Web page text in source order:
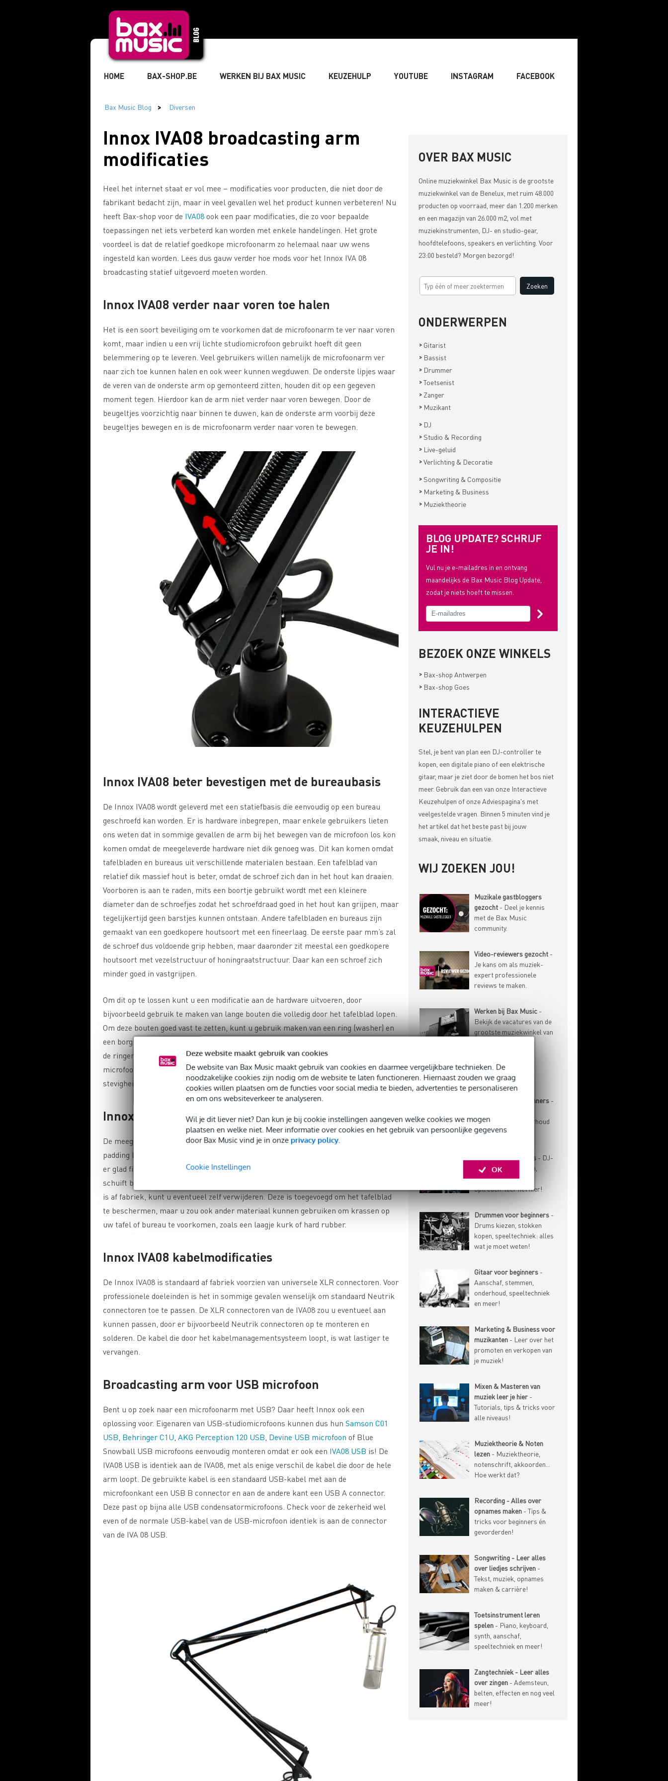
Deze website maakt gebruik van cookies
De website van Bax Music maakt gebruik van cookies en daarmee vergelijkbare technieken. De
noodzakelijke cookies zijn nodig om de website te laten functioneren. Hiernaast zouden we graag
cookies willen plaatsen om de functies voor social media te bieden, advertenties te personaliseren
en om ons websiteverkeer te analyseren.
Wil je dit liever niet? Dan kun je bij cookie instellingen aangeven welke cookies we mogen
plaatsen en welke niet. Meer informatie over cookies en het gebruik van persoonlijke gegevens
door Bax Music vind je in onze privacy policy.
OK
Cookie Instellingen
HOME BAX-SHOP.BE WERKEN BIJ BAX MUSIC KEUZEHULP YOUTUBE INSTAGRAM FACEBOOK
» STUDIO & RECORDING » SONGWRITING & COMPOSITIE
» MARKETING & BUSINESS » MUZIEKTHEORIE
Innox IVA08 broadcasting arm
modificaties
Heel het internet staat er vol mee – modificaties voor producten, die niet door de
fabrikant bedacht zijn, maar in veel gevallen wel het product kunnen verbeteren! Nu
heeft Bax-shop voor de IVA08ook een paar modificaties, die zo voor bepaalde
toepassingen net iets verbeterd kan worden met enkele handelingen. Het grote
voordeel is dat de relatief goedkope microfoonarm zo helemaal naar uw wens
ingesteld kan worden. Lees dus gauw verder hoe mods voor het Innox IVA 08
broadcasting statief uitgevoerd moeten worden.
Innox IVA08 verder naar voren toe halen
Het is een soort beveiliging om te voorkomen dat de microfoonarm te ver naar voren
komt, maar indien u een vrij lichte studiomicrofoon gebruikt hoeft dit geen
belemmering op te leveren. Veel gebruikers willen namelijk de microfoonarm ver
naar zich toe kunnen halen en ook weer kunnen wegduwen. De onderste lipjes waar
de veren van de onderste arm op gemonteerd zitten, houden dit op een gegeven
moment tegen. Hierdoor kan de arm niet verder naar voren bewegen. Door de
beugeltjes voorzichtig naar binnen te duwen, kan de onderste arm voorbij deze
beugeltjes bewegen en is de microfoonarm verder naar voren te bewegen.
Innox IVA08 beter bevestigen met de bureaubasis
De Innox IVA08 wordt geleverd met een statiefbasis die eenvoudig op een bureau
geschroefd kan worden. Er is hardware inbegrepen, maar enkele gebruikers lieten
ons weten dat in sommige gevallen de arm bij het bewegen van de microfoon los kon
komen omdat de meegeleverde hardware niet dik genoeg was. Dit kan komen omdat
tafelbladen en bureaus uit verschillende materialen bestaan. Een tafelblad van
relatief dik massief hout is beter, omdat de schroef zich dan in het hout kan draaien.
Voorboren is aan te raden, mits een boortje gebruikt wordt met een kleinere
diameter dan de schroefjes zodat het schroefdraad goed in het hout kan grijpen, maar
tegelijkertijd geen barstjes kunnen ontstaan. Andere tafelbladen en bureaus zijn
gemaakt van een goedkopere houtsoort met een fineerlaag. De eerste paar mm’s zal
de schroef dus voldoende grip hebben, maar daaronder zit meestal een goedkopere
houtsoort met vezelstructuur of honingraatstructuur. Daar kan een schroef zich
minder goed in vastgrijpen.
Om dit op te lossen kunt u een modificatie aan de hardware uitvoeren, door
bijvoorbeeld gebruik te maken van lange bouten die volledig door het tafelblad lopen.
Om deze bouten goed vast te zetten, kunt u gebruik maken van een ring (washer) en
een borgmoer, waardoor de basis goed vast blijft zitten. Door gebruik te maken van
de ringen onderaan het tafelblad worden eventuele krachten door beweging van de
microfoonarm beter verdeeld over het hele oppervlak en dat zorgt voor meer
stevigheid.
Innox IVA08 beter bevestigen met de tafelklem
De meegeleverde tafelklem van de IVA08 is voorzien van een schuimrubberen
padding bij de bovenste houder. Op gladde bureaus en tafelbladen (met name indien
er glad fineer aangebracht is) kan dit er voor zorgen dat de klem wat heen en weer
schuift bij intensief bewegen van de arm. De schuimrubberen padding die bevestigd
is af fabriek, kunt u eventueel zelf verwijderen. Deze is toegevoegd om het tafelblad
te beschermen, maar u zou ook ander materiaal kunnen gebruiken om krassen op
uw tafel of bureau te voorkomen, zoals een laagje kurk of hard rubber.
Innox IVA08 kabelmodificaties
De Innox IVA08 is standaard af fabriek voorzien van universele XLR connectoren. Voor
professionele doeleinden is het in sommige gevalen wenselijk om standaard Neutrik
connectoren toe te passen. De XLR connectoren van de IVA08 zou u eventueel aan
kunnen passen, door er bijvoorbeeld Neutrik connectoren op te monteren en
solderen. De kabel die door het kabelmanagementsysteem loopt, is wat lastiger te
vervangen.
Broadcasting arm voor USB microfoon
Bent u op zoek naar een microfoonarm met USB? Daar heeft Innox ook een
oplossing voor. Eigenaren van USB-studiomicrofoons kunnen dus hun Samson C01
USB, Behringer C1U, AKG Perception 120 USB, Devine USB microfoon of Blue
Snowball USB microfoons eenvoudig monteren omdat er ook een IVA08 USB is! De
IVA08 USB is identiek aan de IVA08, met als enige verschil de kabel die door de hele
arm loopt. De gebruikte kabel is een standaard USB-kabel met aan de
microfoonkant een USB B connector en aan de andere kant een USB A connector.
Deze past op bijna alle USB condensatormicrofoons. Check voor de zekerheid wel
even of de normale USB-kabel van de USB-microfoon identiek is aan de connector
van de IVA 08 USB.
OVER BAX MUSIC
Online muziekwinkel Bax Music is de grootste
muziekwinkel van de Benelux, met ruim 48.000
producten op voorraad, meer dan 1.200 merken
en een magazijn van 26.000 m2, vol met
muziekinstrumenten, DJ- en studio-gear,
hoofdtelefoons, speakers en verlichting. Voor
23:00 besteld? Morgen bezorgd!
ONDERWERPEN
> Gitarist
> Bassist
> Drummer
>Toetsenist
> Zanger
> Muzikant
> DJ
> Studio & Recording
> Live-geluid
>Verlichting & Decoratie
> Songwriting & Compositie
> Marketing & Business
> Muziektheorie
BLOG UPDATE? SCHRIJF
JE IN!
Vul nu je e-mailadres in en ontvang
maandelijks de Bax Music Blog Update,
zodat je niets hoeft te missen.
BEZOEK ONZE WINKELS
> Bax-shop Antwerpen
> Bax-shop Goes
INTERACTIEVE
KEUZEHULPEN
Stel, je bent van plan een DJ-controller te
kopen, een digitale piano of een elektrische
gitaar, maar je ziet door de bomen het bos niet
meer. Gebruik dan een van onze Interactieve
Keuzehulpen of onze Adviespagina's met
veelgestelde vragen . Binnen 5 minuten vind je
het artikel dat het beste past bij jouw
smaak, niveau en situatie.
WIJ ZOEKEN JOU!
Muzikale gastbloggers
gezocht - Deel je kennis
met de Bax Music
community.
Video-reviewers gezocht -
Je kans om als muziek-
expert professionele
reviews te maken.
Werken bij Bax Music -
Bekijk de vacatures van de
grootste muziekwinkel van
TOP-ARTIKELEN
Basgitaar voor beginners -
speeltechniek, onderhoud
en meer!
DJ'en voor beginners - DJ-
techniek, gear kiezen,
muziek verzamelen,
optreden: leer het hier!
Drummen voor beginners -
Drums kiezen, stokken
kopen, speeltechniek: alles
wat je moet weten!
Gitaar voor beginners -
Aanschaf, stemmen,
onderhoud, speeltechniek
en meer!
Marketing & Business voor
muzikanten - Leer over het
promoten en verkopen van
je muziek!
Mixen & Masteren van
muziek leer je hier -
Tutorials, tips & tricks voor
alle niveaus!
Muziektheorie & Noten
lezen - Muziektheorie,
notenschrift, akkoorden...
Hoe werkt dat?
Recording - Alles over
opnames maken - Tips &
tricks voor beginners én
gevorderden!
Songwriting - Leer alles
over liedjes schrijven -
Tekst, muziek, opnames
maken & carrière!
Toetsinstrument leren
spelen - Piano, keyboard,
synth, aanschaf,
speeltechniek en meer!
Zangtechniek - Leer alles
over zingen - Ademsteun,
belten, effecten en nog veel
meer!